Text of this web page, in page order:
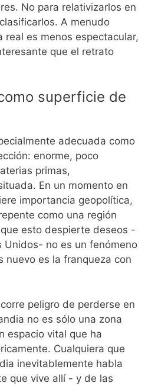
No para relativizarlos en
A menudo
real es menos espectacular,
que el retrato
superficie de
adecuada como
enorme, poco
primas,
En un momento en
importancia geopolítica,
como una región
esto despierte deseos -
Unidos- no es un fenómeno
nuevo es la franqueza con
peligro de perderse en
no es sólo una zona
espacio vital que ha
Cualquiera que
inevitablemente habla
que vive allí - y de las